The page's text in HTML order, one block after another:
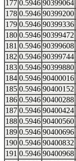
177 0.5946 90399064
178 0.5946 90399200
179 0.5946 90399336
180 0.5946 90399472
181 0.5946 90399608
182 0.5946 90399744
183 0.5946 90399880
184 0.5946 90400016
185 0.5946 90400152
186 0.5946 90400288
187 0.5946 90400424
188 0.5946 90400560
189 0.5946 90400696
190 0.5946 90400832
191 0.5946 90400968